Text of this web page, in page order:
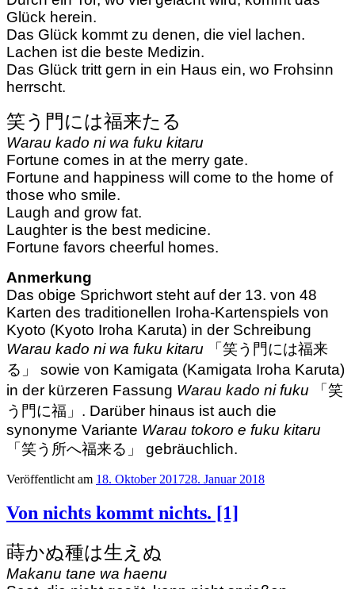
Glück herein.
Das Glück kommt zu denen, die viel lachen.
Lachen ist die beste Medizin.
Das Glück tritt gern in ein Haus ein, wo Frohsinn
herrscht.
笑う門には福来たる
Warau kado ni wa fuku kitaru
Fortune comes in at the merry gate.
Fortune and happiness will come to the home of
those who smile.
Laugh and grow fat.
Laughter is the best medicine.
Fortune favors cheerful homes.
Anmerkung
Das obige Sprichwort steht auf der 13. von 48
Karten des traditionellen Iroha-Kartenspiels von
Kyoto (Kyoto Iroha Karuta) in der Schreibung
Warau kado ni wa fuku kitaru 「笑う門には福来
る」 sowie von Kamigata (Kamigata Iroha Karuta)
in der kürzeren Fassung Warau kado ni fuku 「笑
う門に福」. Darüber hinaus ist auch die
synonyme Variante Warau tokoro e fuku kitaru
「笑う所へ福来る」 gebräuchlich.
Veröffentlicht am 18. Oktober 201728. Januar 2018
Von nichts kommt nichts. [1]
蒔かぬ種は生えぬ
Makanu tane wa haenu